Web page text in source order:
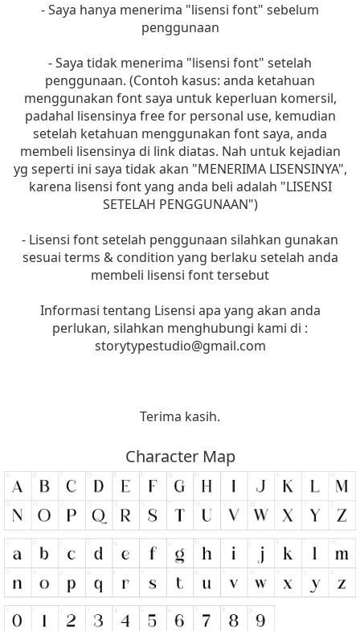
- Saya hanya menerima "lisensi font" sebelum
penggunaan
- Saya tidak menerima "lisensi font" setelah
penggunaan. (Contoh kasus: anda ketahuan
menggunakan font saya untuk keperluan komersil,
padahal lisensinya free for personal use, kemudian
setelah ketahuan menggunakan font saya, anda
membeli lisensinya di link diatas. Nah untuk kejadian
yg seperti ini saya tidak akan "MENERIMA LISENSINYA",
karena lisensi font yang anda beli adalah "LISENSI
SETELAH PENGGUNAAN")
- Lisensi font setelah penggunaan silahkan gunakan
sesuai terms & condition yang berlaku setelah anda
membeli lisensi font tersebut
Informasi tentang Lisensi apa yang akan anda
perlukan, silahkan menghubungi kami di :
storytypestudio@gmail.com
Terima kasih.
Character Map